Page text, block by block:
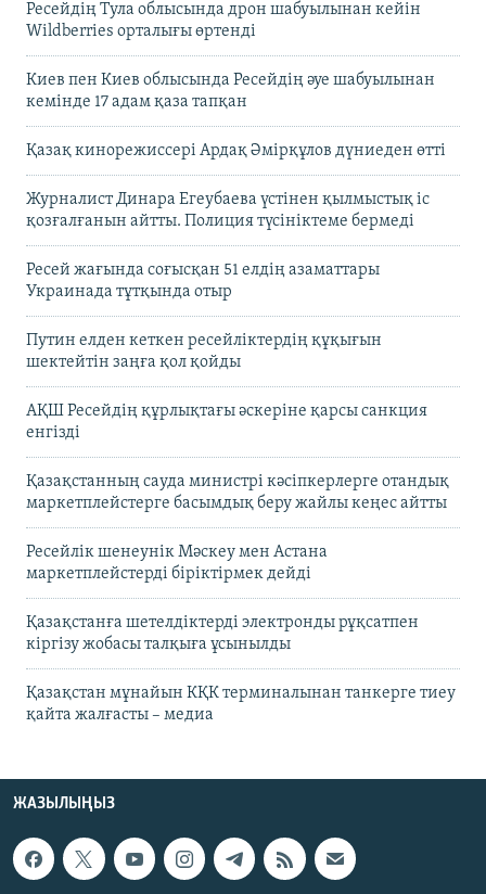
Ресейдің Тула облысында дрон шабуылынан кейін
Wildberries орталығы өртенді
Киев пен Киев облысында Ресейдің әуе шабуылынан
кемінде 17 адам қаза тапқан
Қазақ кинорежиссері Ардақ Әмірқұлов дүниеден өтті
Журналист Динара Егеубаева үстінен қылмыстық іс
қозғалғанын айтты. Полиция түсініктеме бермеді
Ресей жағында соғысқан 51 елдің азаматтары
Украинада тұтқында отыр
Путин елден кеткен ресейліктердің құқығын
шектейтін заңға қол қойды
АҚШ Ресейдің құрлықтағы әскеріне қарсы санкция
енгізді
Қазақстанның сауда министрі кәсіпкерлерге отандық
маркетплейстерге басымдық беру жайлы кеңес айтты
Ресейлік шенеунік Мәскеу мен Астана
маркетплейстерді біріктірмек дейді
Қазақстанға шетелдіктерді электронды рұқсатпен
кіргізу жобасы талқыға ұсынылды
Қазақстан мұнайын КҚК терминалынан танкерге тиеу
қайта жалғасты – медиа
ЖАЗЫЛЫҢЫЗ